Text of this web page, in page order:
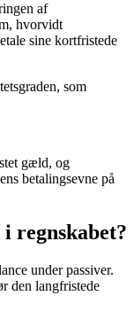
af
hvorvidt
sine kortfristede
som
gæld, og
betalingsevne på
regnskabet?
under passiver.
den langfristede